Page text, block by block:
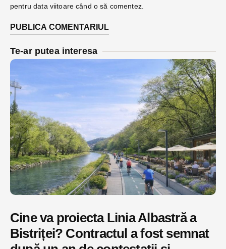
pentru data viitoare când o să comentez.
Te-ar putea interesa
Cine va proiecta Linia Albastră a
Bistriței? Contractul a fost semnat